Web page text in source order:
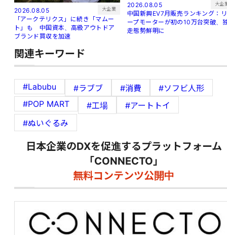
2026.08.05 大企業
「アークテリクス」に続き「マムー
ト」も 中国資本、高級アウトドア
ブランド買収を加速
2026.08.05 大企
中国新興EV7月販売ランキング：リ
ープモーターが初の10万台突破、
走態勢鮮明に
関連キーワード
#Labubu #ラブブ #消費
#ソフビ人形
#POP MART
#工場
#アートトイ
#ぬいぐるみ
日本企業のDXを促進するプラットフォーム
「CONNECTO」
無料コンテンツ公開中